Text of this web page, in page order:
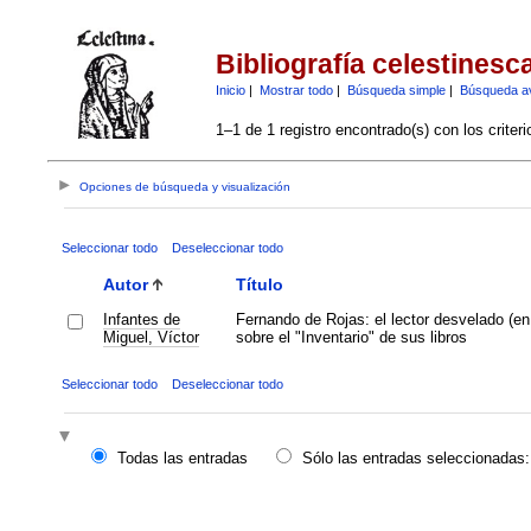
Bibliografía
Inicio| Mostrar todo| Búsqueda simple| Búsqueda
1–1 de 1 registro encontrado(s) con los
Opciones de búsqueda y visualización
Seleccionar todo Deseleccionar todo
Autor Título
Infantes de
Miguel, Víctor
Fernando de Rojas: el lector desvelado
sobre el "Inventario" de sus libros
Seleccionar todo Deseleccionar todo
Todas las entradas
Sólo las entradas seleccionadas: